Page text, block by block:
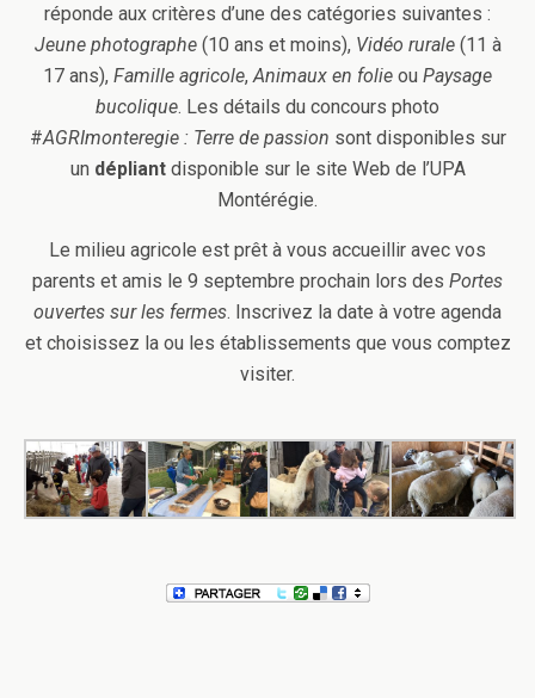
réponde aux critères d’une des catégories suivantes :
Jeune photographe(10 ans et moins), Vidéo rurale(11 à
17 ans), Famille agricole,Animaux en folie ou Paysage
bucolique. Les détails du concours photo
#AGRImonteregie : Terre de passion sont disponibles sur
un dépliantdisponible sur le site Web de l’UPA
Montérégie.
Le milieu agricole est prêt à vous accueillir avec vos
parents et amis le 9 septembre prochain lors des Portes
ouvertes sur les fermes. Inscrivez la date à votre agenda
et choisissez la ou les établissements que vous comptez
visiter.